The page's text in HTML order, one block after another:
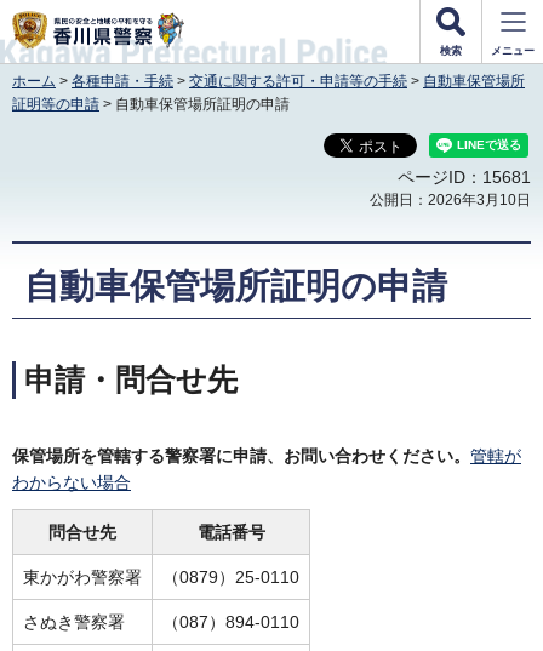
香川県警察
検索 メニュー
ホーム > 各種申請・手続 > 交通に関する許可・申請等の手続 > 自動車保管場所
証明等の申請 > 自動車保管場所証明の申請
ページID：15681
公開日：2026年3月10日
自動車保管場所証明の申請
申請・問合せ先
保管場所を管轄する警察署に申請、お問い合わせください。 管轄が
わからない場合
問合せ先 電話番号
東かがわ警察署 （0879）25-0110
さぬき警察署 （087）894-0110